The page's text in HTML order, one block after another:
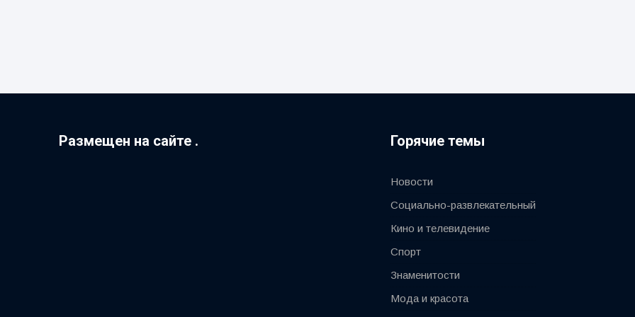
Размещен на сайте . Горячие темы
Новости
Социально-развлекательный
Кино и телевидение
Спорт
Знаменитости
Мода и красота